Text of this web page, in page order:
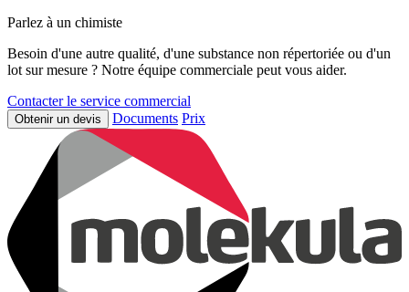
Parlez à un chimiste
Besoin d'une autre qualité, d'une substance non répertoriée ou d'un
lot sur mesure ? Notre équipe commerciale peut vous aider.
Contacter le service commercial
Obtenir un devis Documents Prix